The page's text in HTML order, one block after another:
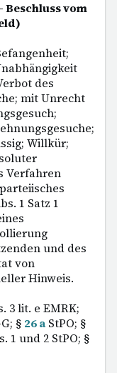
Beschluss vom
des
mit Unrecht
Willkür;
Verfahren
1 Satz 1
und des
von
Hinweis.
3 lit. e EMRK;
§ 26 a StPO; §
1 und 2 StPO; §